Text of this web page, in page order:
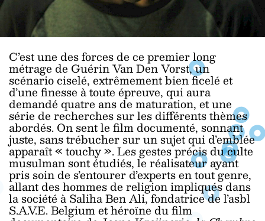
C’est une des forces de ce premier long
métrage de Guérin Van Den Vorst, un
scénario ciselé, extrêmement bien ficelé et
d’une finesse à toute épreuve, qui aura
demandé quatre ans de maturation, et une
série de recherches sur les différents thèmes
abordés. On sent le film documenté, sonnant
juste, sans trébucher sur un sujet qui d’emblée
apparaît « touchy ». Les gestes précis du culte
musulman sont étudiés, le réalisateur ayant
pris soin de s’entourer d’experts en tout genre,
allant des hommes de religion impliqués dans
la société à Saliha Ben Ali, fondatrice de l’asbl
S.A.V.E. Belgium et héroïne du film